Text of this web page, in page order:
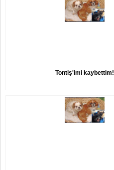
Tontiş'imi kaybettim!